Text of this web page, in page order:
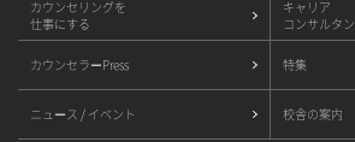
カウンセリングを
仕事にする
キャリア
コンサルタ
カウンセラーPress 特集
ニュース / イベント 校舎の案内